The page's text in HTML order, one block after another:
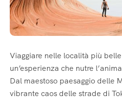
Viaggiare nelle località più
un’esperienza che nutre
Dal maestoso paesaggio delle
vibrante caos delle strade di